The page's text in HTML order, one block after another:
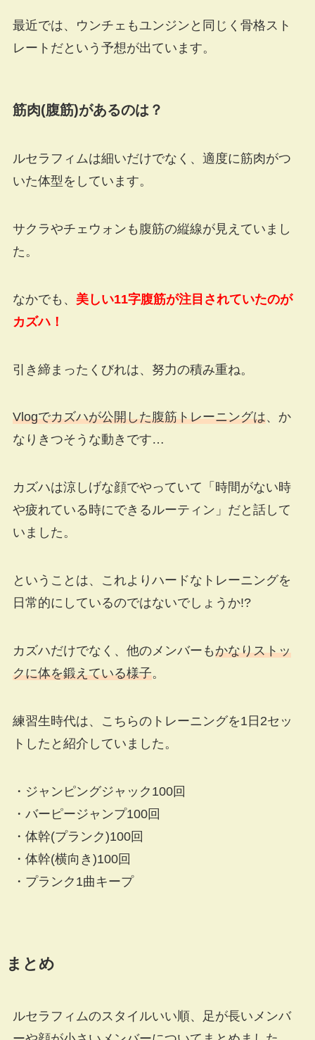
最近では、ウンチェもユンジンと同じく骨格スト
レートだという予想が出ています。
筋肉(腹筋)があるのは？
ルセラフィムは細いだけでなく、適度に筋肉がつ
いた体型をしています。
サクラやチェウォンも腹筋の縦線が見えていまし
た。
なかでも、 美しい11字腹筋が注目されていたのが
カズハ！
引き締まったくびれは、努力の積み重ね。
Vlogでカズハが公開した腹筋トレーニングは、か
なりきつそうな動きです…
カズハは涼しげな顔でやっていて「時間がない時
や疲れている時にできるルーティン」だと話して
いました。
ということは、これよりハードなトレーニングを
日常的にしているのではないでしょうか!?
カズハだけでなく、他のメンバーもかなりストッ
クに体を鍛えている様子。
練習生時代は、こちらのトレーニングを1日2セッ
トしたと紹介していました。
・ジャンピングジャック100回
・バーピージャンプ100回
・体幹(プランク)100回
・体幹(横向き)100回
・プランク1曲キープ
まとめ
ルセラフィムのスタイルいい順、足が長いメンバ